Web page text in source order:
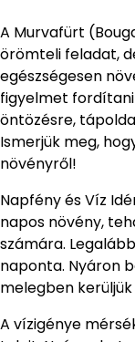
A Murvafürt
örömteli feladat,
egészségesen
figyelmet
öntözésre,
Ismerjük meg,
növényről!
Napfény és Víz
napos növény,
számára.
naponta. Nyáron
melegben
A vízigénye